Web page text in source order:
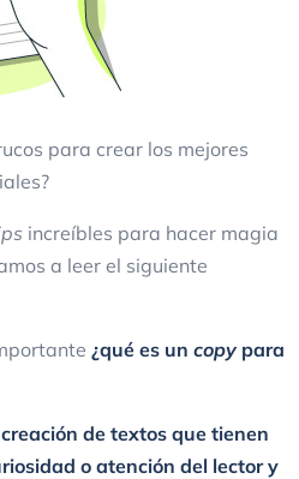
para crear los mejores
increíbles para hacer magia
a leer el siguiente
¿qué es un copy para
de textos que tienen
o atención del lector y